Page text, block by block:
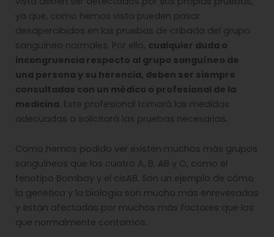
ya que, como hemos visto pueden pasar
desapercibidos en las pruebas de cribado del grupo
sanguíneo normales. Por ello, cualquier duda o
incongruencia respecto al grupo sanguíneo de
una persona y su herencia, deben ser siempre
consultadas con un médico o profesional de la
medicina. Este profesional tomará las medidas
adecuadas o solicitará las pruebas necesarias.
Como hemos podido ver existen muchos más grupos
sanguíneos que los cuatro A, B, AB y O, como el
fenotipo Bombay y el cisAB. Son un ejemplo de cómo
la genética y la biología son mucho más enrevesadas
y están afectadas por muchos más factores que los
que normalmente contamos.